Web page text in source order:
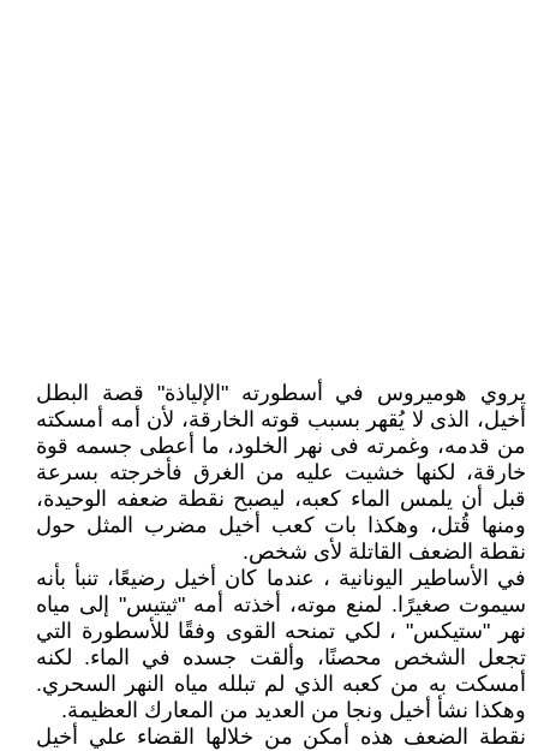
يروي هوميروس في أسطورته "الإلياذة" قصة البطل
أخيل، الذى لا يُقهر بسبب قوته الخارقة، لأن أمه أمسكته
من قدمه، وغمرته فى نهر الخلود، ما أعطى جسمه قوة
خارقة، لكنها خشيت عليه من الغرق فأخرجته بسرعة
قبل أن يلمس الماء كعبه، ليصبح نقطة ضعفه الوحيدة،
ومنها قُتل، وهكذا بات كعب أخيل مضرب المثل حول
نقطة الضعف القاتلة لأى شخص.
في الأساطير اليونانية ، عندما كان أخيل رضيعًا، تنبأ بأنه
سيموت صغيرًا. لمنع موته، أخذته أمه "ثيتيس" إلى مياه
نهر "ستيكس" ، لكي تمنحه القوى وفقًا للأسطورة التي
تجعل الشخص محصنًا، وألقت جسده في الماء. لكنه
أمسكت به من كعبه الذي لم تبلله مياه النهر السحري.
وهكذا نشأ أخيل ونجا من العديد من المعارك العظيمة.
نقطة الضعف هذه أمكن من خلالها القضاء علي أخيل